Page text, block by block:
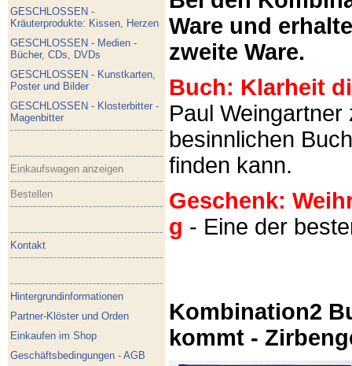
GESCHLOSSEN -
Kräuterprodukte: Kissen, Herzen
GESCHLOSSEN - Medien -
Bücher, CDs, DVDs
GESCHLOSSEN - Kunstkarten,
Poster und Bilder
GESCHLOSSEN - Klosterbitter -
Magenbitter
Einkaufswagen anzeigen
Bestellen
Kontakt
Hintergrundinformationen
Partner-Klöster und Orden
Einkaufen im Shop
Geschäftsbedingungen - AGB
Ware und
zweite Ware.
Buch: Klarheit
Paul
besinnlichen
finden kann.
Geschenk:
g - Eine der
Kombination2
kommt -